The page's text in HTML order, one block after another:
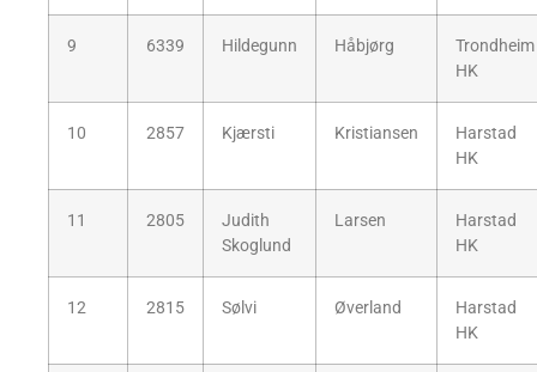
9 6339 Hildegunn Håbjørg
Trondheim
HK
10 2857 Kjærsti Kristiansen
Harstad
HK
11 2805
Judith
Skoglund
Larsen
Harstad
HK
12 2815 Sølvi Øverland
Harstad
HK